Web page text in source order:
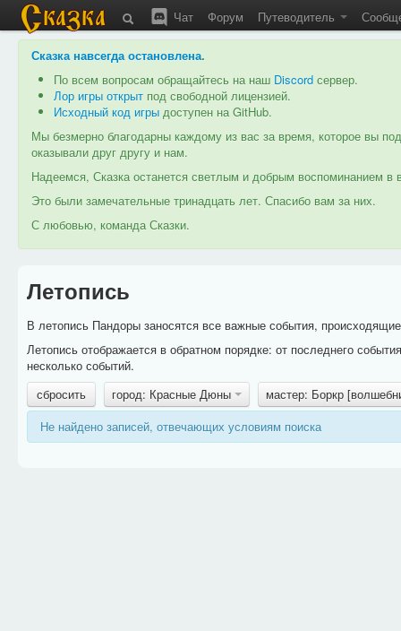
Чат Форум Путеводитель
Сказка навсегда остановлена.
По всем вопросам обращайтесь на наш Discord сервер.
Лор игры открыт под свободной лицензией.
Исходный код игры доступен на GitHub.
Мы безмерно благодарны каждому из вас за время, которое вы
оказывали друг другу и нам.
Надеемся, Сказка останется светлым и добрым воспоминанием
Это были замечательные тринадцать лет. Спасибо вам за них.
С любовью, команда Сказки.
Летопись
В летопись Пандоры заносятся все важные события,
Летопись отображается в обратном порядке: от последнего
несколько событий.
сбросить
город: Красные Дюны
мастер: Боркр
Не найдено записей, отвечающих условиям поиска